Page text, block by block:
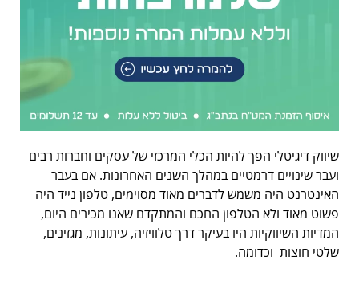
שיווק דיגיטלי הפך להיות הכלי המרכזי של עסקים וחברות רבים
ועבר שינויים דרמטיים במהלך השנים האחרונות. אם בעבר
האינטרנט היה משמש לדברים מאוד מסוימים, טלפון נייד היה
פשוט מאוד ולא הטלפון החכם והמתקדם שאנו מכירים היום,
המדיות השיווקיות היו בעיקר דרך טלוויזיה, עיתונות, מגזינים,
שלטי חוצות וכדומה.